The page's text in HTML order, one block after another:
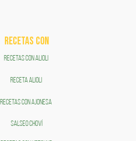
RECETAS COn
RECETAS CON ALIOLI
RECETA ALIOLI
RECETAS CON AJONESA
SALSEO CHOVÍ